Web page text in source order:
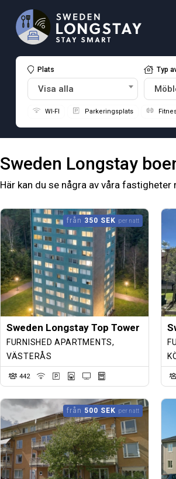
Plats
Visa alla
Typ
WI-FI Parkeringsplats
Sweden Longstay
Här kan du se några av våra
från 350 SEK per natt
Sweden Longstay Top Tower
FURNISHED APARTMENTS,
VÄSTERÅS
442
från 500 SEK per natt